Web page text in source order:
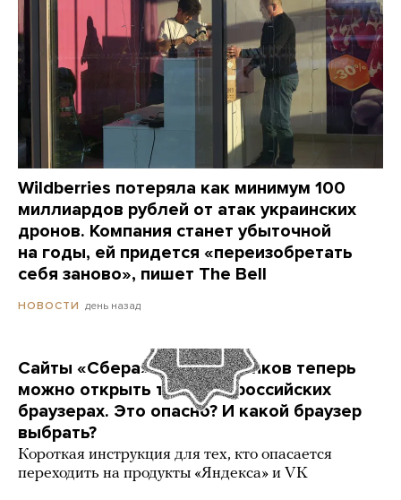
Wildberries потеряла как минимум 100
миллиардов рублей от атак украинских
дронов. Компания станет убыточной
на годы, ей придется «переизобретать
себя заново», пишет The Bell
НОВОСТИ день назад
Сайты «Сбера» и других банков теперь
можно открыть только в российских
браузерах. Это опасно? И какой браузер
выбрать?
Короткая инструкция для тех, кто опасается
переходить на продукты «Яндекса» и VK